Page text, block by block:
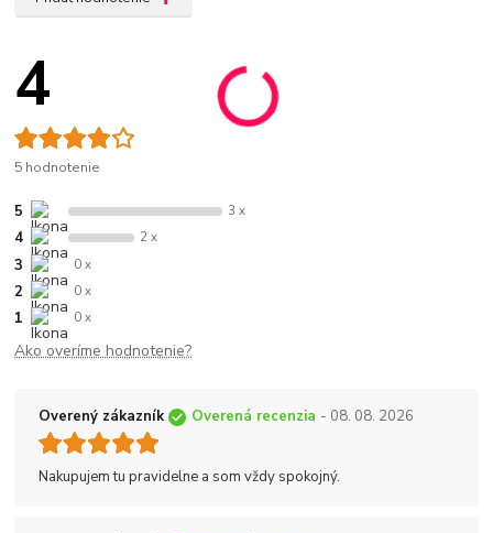
4
5 hodnotenie
5 3 x
4 2 x
3 0 x
2 0 x
1 0 x
Ako overíme hodnotenie?
Overený zákazník Overená recenzia - 08. 08. 2026
Nakupujem tu pravidelne a som vždy spokojný.